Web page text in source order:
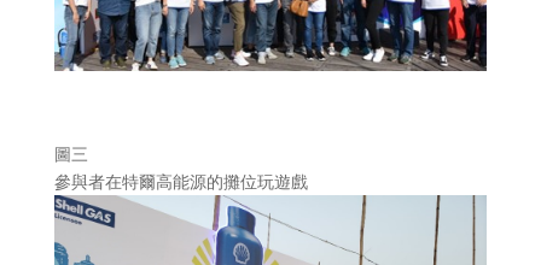
圖三
參與者在特爾高能源的攤位玩遊戲